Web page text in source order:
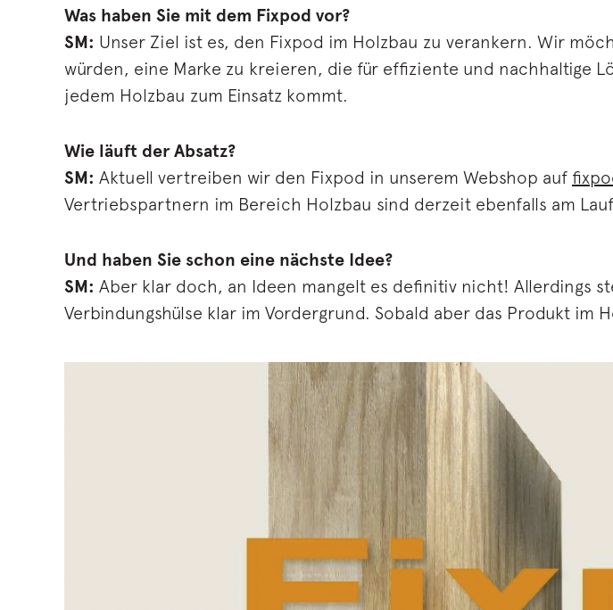
Was haben Sie mit dem Fixpod vor?
SM: Unser Ziel ist es, den Fixpod im Holzbau zu verankern. Wir
würden, eine Marke zu kreieren, die für effiziente und nachhaltige
jedem Holzbau zum Einsatz kommt.
Wie läuft der Absatz?
SM: Aktuell vertreiben wir den Fixpod in unserem Webshop auf
Vertriebspartnern im Bereich Holzbau sind derzeit ebenfalls am
Und haben Sie schon eine nächste Idee?
SM: Aber klar doch, an Ideen mangelt es definitiv nicht! Allerdings
Verbindungshülse klar im Vordergrund. Sobald aber das Produkt im